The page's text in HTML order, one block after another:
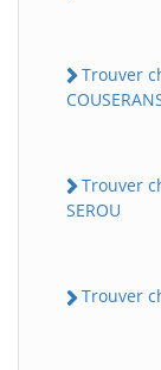
Trouver
Trouver
SEROU
Trouver